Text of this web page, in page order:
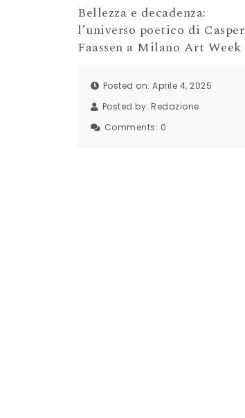
Bellezza e decadenza:
l’universo poetico di Casper
Faassen a Milano Art Week
Posted on: Aprile 4, 2025
Posted by: Redazione
Comments: 0